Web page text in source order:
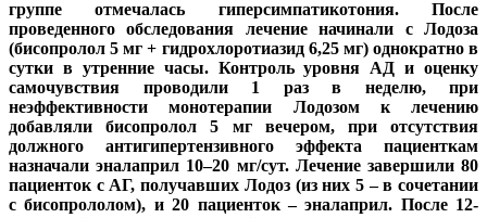
группе отмечалась гиперсимпатикотония. После
проведенного обследования лечение начинали с Лодоза
(бисопролол 5 мг + гидрохлоротиазид 6,25 мг) однократно в
сутки в утренние часы. Контроль уровня АД и оценку
самочувствия проводили 1 раз в неделю, при
неэффективности монотерапии Лодозом к лечению
добавляли бисопролол 5 мг вечером, при отсутствия
должного антигипертензивного эффекта пациенткам
назначали эналаприл 10–20 мг/сут. Лечение завершили 80
пациенток с АГ, получавших Лодоз (из них 5 – в сочетании
с бисопрололом), и 20 пациенток – эналаприл. После 12-